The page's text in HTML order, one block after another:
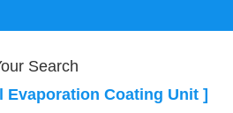
Search
[ Thermal Evaporation Coating Unit ]